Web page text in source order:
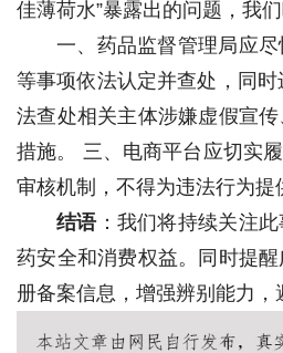
佳薄荷水”暴露出的问题，我们
一、药品监督管理局应
等事项依法认定并查处，同
法查处相关主体涉嫌虚假宣
措施。 三、电商平台应切实
审核机制，不得为违法行为提
结语：我们将持续关注
药安全和消费权益。同时提
册备案信息，增强辨别能力，